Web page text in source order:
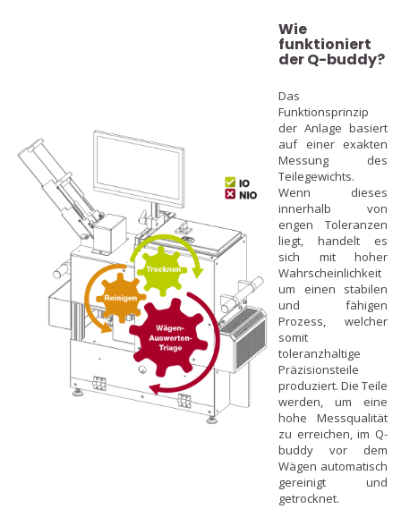
Wie
funktioniert
der Q-buddy?
Das
Funktionsprinzip
der Anlage basiert
auf einer exakten
Messung des
Teilegewichts.
Wenn dieses
innerhalb von
engen Toleranzen
liegt, handelt es
sich mit hoher
Wahrscheinlichkeit
um einen stabilen
und fähigen
Prozess, welcher
somit
toleranzhaltige
Präzisionsteile
produziert. Die Teile
werden, um eine
hohe Messqualität
zu erreichen, im Q-
buddy vor dem
Wägen automatisch
gereinigt und
getrocknet.